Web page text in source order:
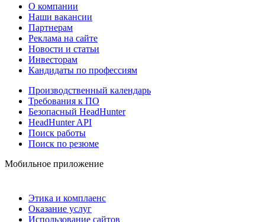
О компании
Наши вакансии
Партнерам
Реклама на сайте
Новости и статьи
Инвесторам
Кандидаты по профессиям
Производственный календарь
Требования к ПО
Безопасный HeadHunter
HeadHunter API
Поиск работы
Поиск по резюме
Мобильное приложение
Этика и комплаенс
Оказание услуг
Использование сайтов